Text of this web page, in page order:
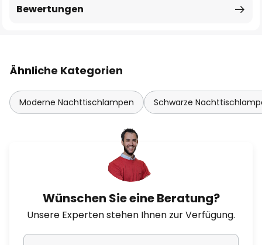
Bewertungen
Ähnliche Kategorien
Moderne Nachttischlampen Schwarze
Wünschen Sie eine Beratung?
Unsere Experten stehen Ihnen zur Verfügung.